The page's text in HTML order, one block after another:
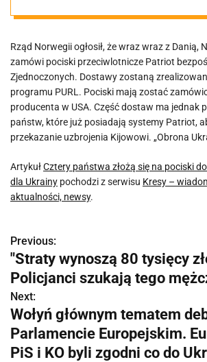
Patriot dla
Ukrainy
Rząd Norwegii ogłosił, że wraz wraz z Danią,
zamówi pociski przeciwlotnicze Patriot
Zjednoczonych. Dostawy zostaną
programu PURL. Pociski mają zostać
producenta w USA. Część dostaw ma jednak
państw, które już posiadają systemy Patriot,
przekazanie uzbrojenia Kijowowi. „Obrona
ArtykułCztery państwa złożą się na pociski
dla Ukrainy pochodzi z serwisu Kresy –
aktualności, newsy.
N
a
w
i
g
Previous:
"Straty wynoszą 80 tysięcy
Policjanci szukają tego
Next:
Wołyń głównym tematem
Parlamencie Europejskim.
PiS i KO byli zgodni co do